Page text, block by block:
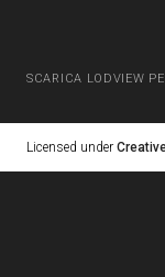
SCARICA LODVIEW
Licensed under